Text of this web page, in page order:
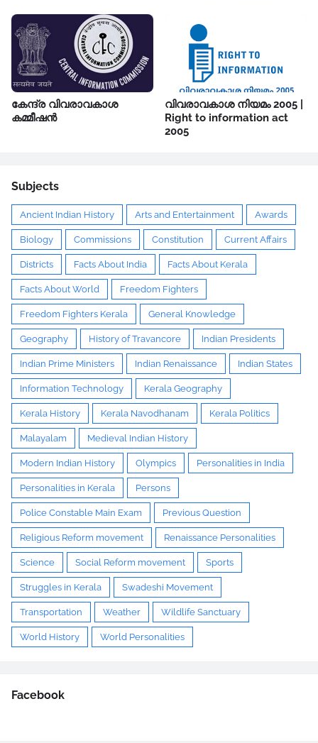
കേന്ദ്ര വിവരാവകാശ
കമ്മീഷൻ
വിവരാവകാശ നിയമം 2005 |
Right to information act
2005
Subjects
Ancient Indian History Arts and Entertainment Awards
Biology Commissions Constitution Current Affairs
Districts Facts About India Facts About Kerala
Facts About World Freedom Fighters
Freedom Fighters Kerala General Knowledge
Geography History of Travancore Indian Presidents
Indian Prime Ministers Indian Renaissance Indian States
Information Technology Kerala Geography
Kerala History Kerala Navodhanam Kerala Politics
Malayalam Medieval Indian History
Modern Indian History Olympics Personalities in India
Personalities in Kerala Persons
Police Constable Main Exam Previous Question
Religious Reform movement Renaissance Personalities
Science Social Reform movement Sports
Struggles in Kerala Swadeshi Movement
Transportation Weather Wildlife Sanctuary
World History World Personalities
Facebook